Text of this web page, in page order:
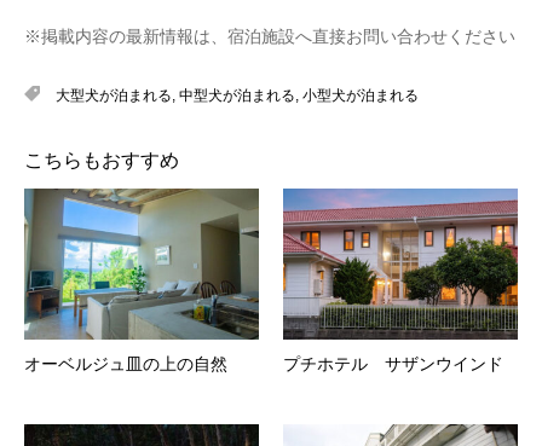
※掲載内容の最新情報は、宿泊施設へ直接お問い合わせください
大型犬が泊まれる, 中型犬が泊まれる, 小型犬が泊まれる
こちらもおすすめ
オーベルジュ皿の上の自然 プチホテル サザンウインド